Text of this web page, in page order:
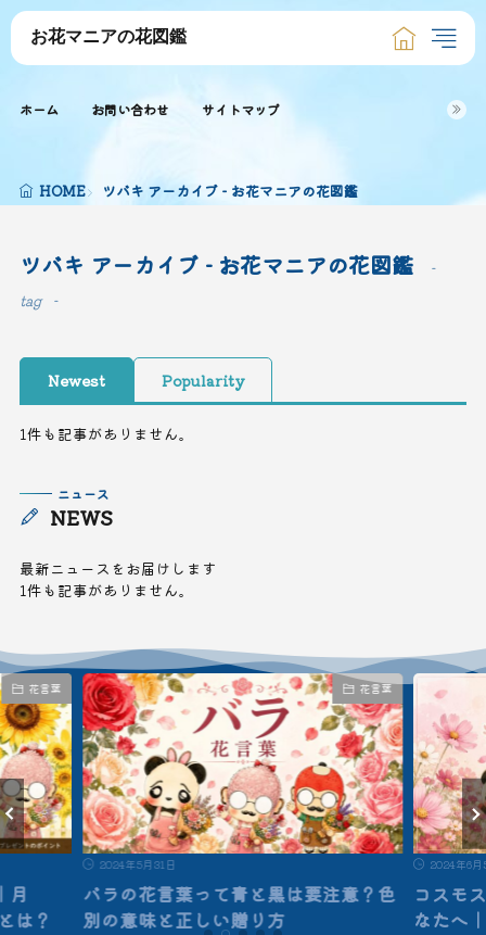
お花マニアの花図鑑
ホーム お問い合わせ サイトマップ
HOME ツバキ アーカイブ - お花マニアの花図鑑
ツバキ アーカイブ - お花マニアの花図鑑
tag
Newest Popularity
1件も記事がありません。
NEWS
ニュース
最新ニュースをお届けします
1件も記事がありません。
花言葉
月
は？
花言葉
2024年5月31日
バラの花言葉って青と黒は要注意？色
別の意味と正しい贈り方
2024年6
コスモ
なたへ